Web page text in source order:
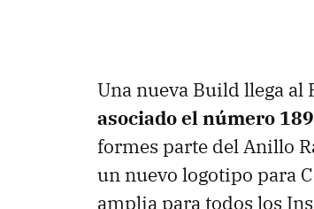
Una nueva Build llega al
asociado el número
formes parte del Anillo
un nuevo logotipo para
amplia para todos los